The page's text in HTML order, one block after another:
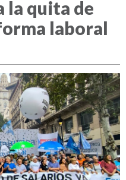
la quita de
laboral